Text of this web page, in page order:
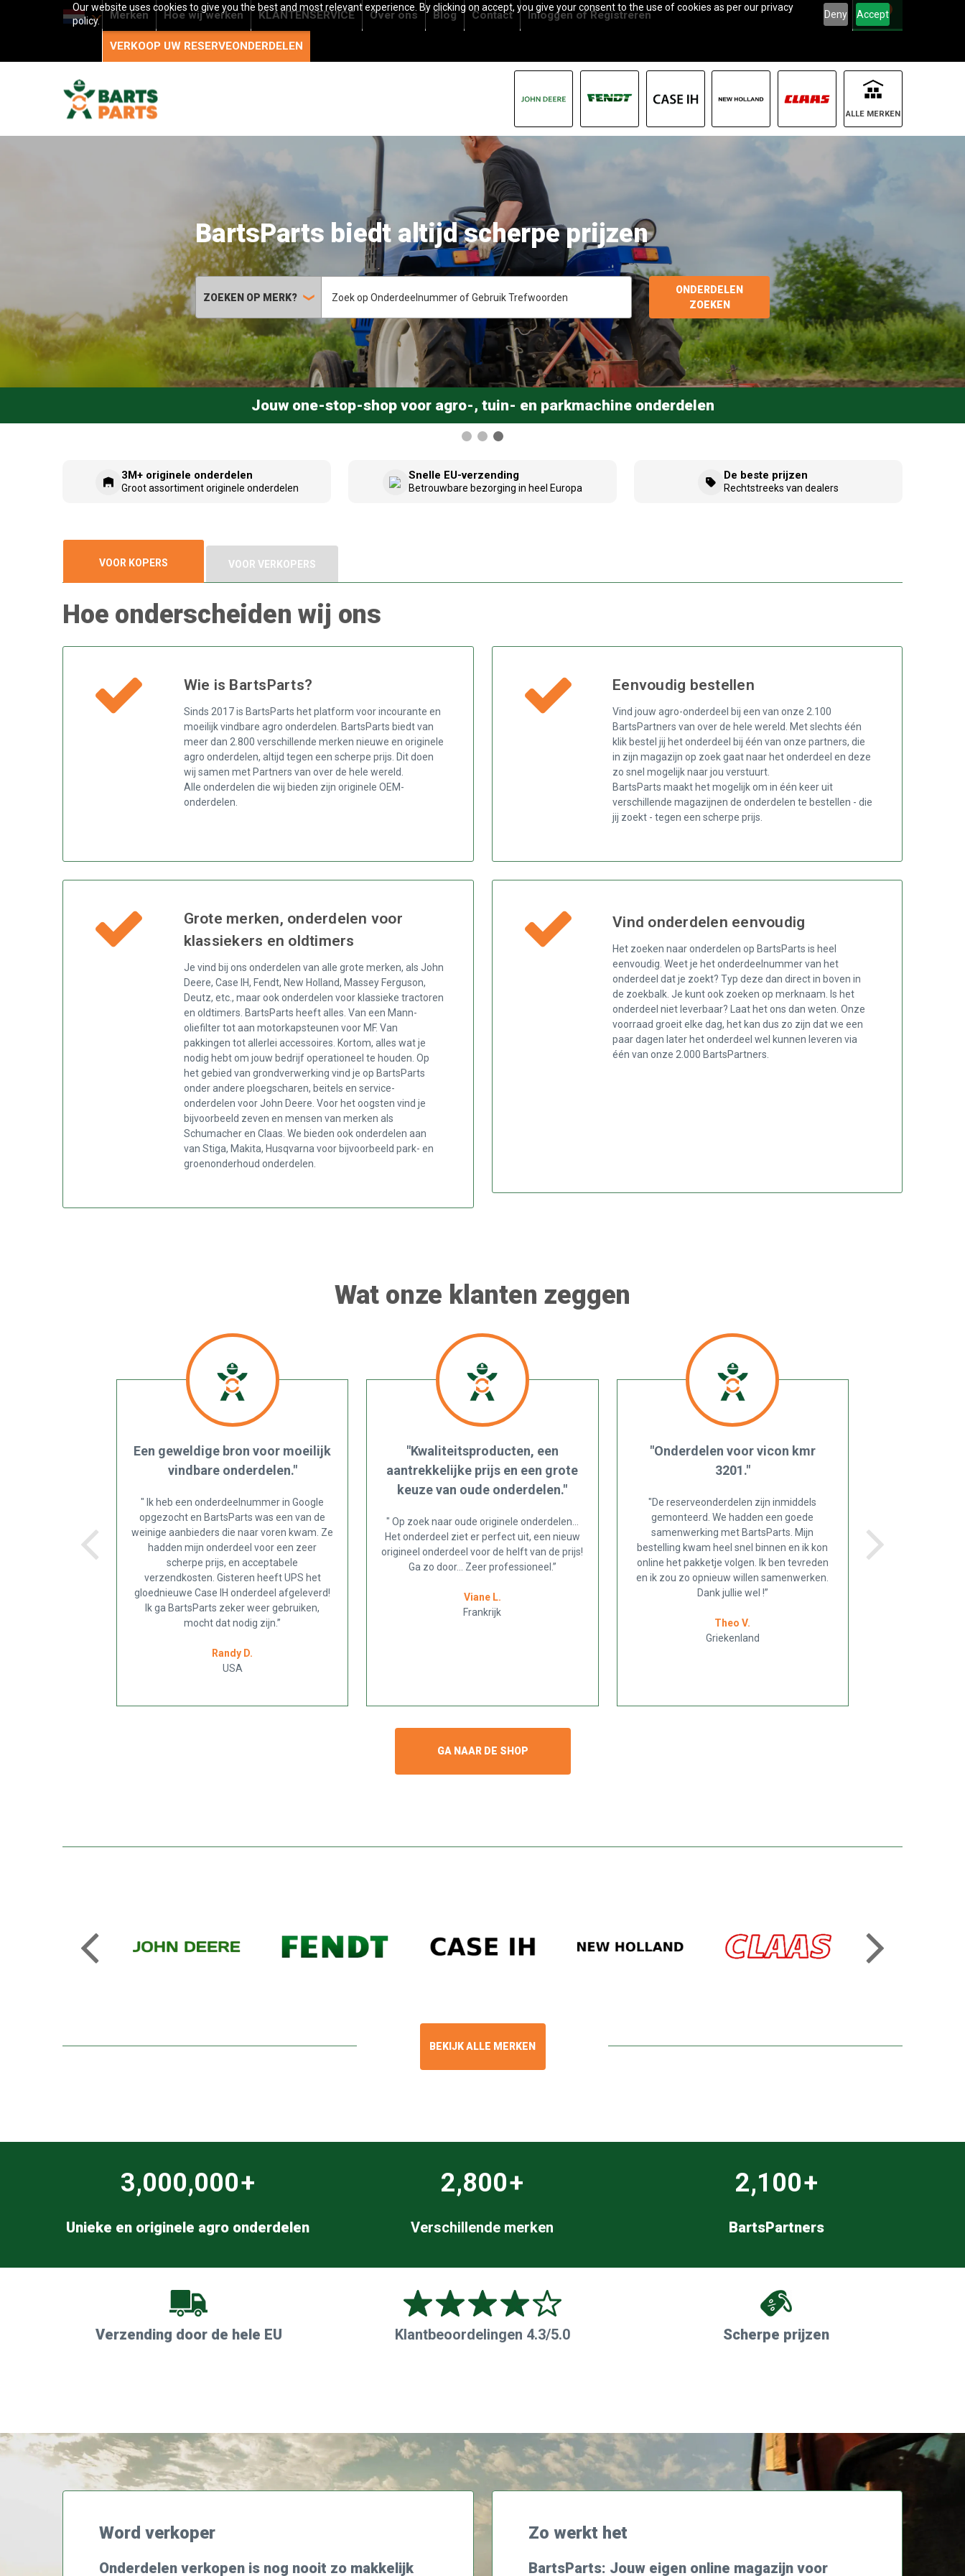
Our website uses cookies to give you the best and most relevant experience. By clicking on accept, you give your consent to the use of cookies as per our privacy
policy.
Deny Accept
Merken Hoe wij werken KLANTENSERVICE Over ons Blog Contact InloggenofRegistreren
VERKOOP UW RESERVEONDERDELEN
0
ALLE MERKEN
Meer dan 3,000,000 unieke en originele agro
onderdelen op voorraad
Jouw one-stop-shop voor agro-, tuin- en parkmachine onderdelen
ZOEKEN OP MERK?
ONDERDELEN
ZOEKEN
3M+ originele onderdelen
Groot assortiment originele onderdelen
Snelle EU-verzending
Betrouwbare bezorging in heel Europa
De beste prijzen
Rechtstreeks van dealers
VOOR KOPERS VOOR VERKOPERS
Hoe onderscheiden wij ons
Wie is BartsParts?
Sinds 2017 is BartsParts het platform voor incourante en
moeilijk vindbare agro onderdelen. BartsParts biedt van
meer dan 2.800 verschillende merken nieuwe en originele
agro onderdelen, altijd tegen een scherpe prijs. Dit doen
wij samen met Partners van over de hele wereld.
Alle onderdelen die wij bieden zijn originele OEM-
onderdelen.
Grote merken, onderdelen voor
klassiekers en oldtimers
Je vind bij ons onderdelen van alle grote merken, als John
Deere, Case IH, Fendt, New Holland, Massey Ferguson,
Deutz, etc., maar ook onderdelen voor klassieke tractoren
en oldtimers. BartsParts heeft alles. Van een Mann-
oliefilter tot aan motorkapsteunen voor MF. Van
pakkingen tot allerlei accessoires. Kortom, alles wat je
nodig hebt om jouw bedrijf operationeel te houden. Op
het gebied van grondverwerking vind je op BartsParts
onder andere ploegscharen, beitels en service-
onderdelen voor John Deere. Voor het oogsten vind je
bijvoorbeeld zeven en mensen van merken als
Schumacher en Claas. We bieden ook onderdelen aan
van Stiga, Makita, Husqvarna voor bijvoorbeeld park- en
groenonderhoud onderdelen.
Eenvoudig bestellen
Vind jouw agro-onderdeel bij een van onze 2.100
BartsPartners van over de hele wereld. Met slechts één
klik bestel jij het onderdeel bij één van onze partners, die
in zijn magazijn op zoek gaat naar het onderdeel en deze
zo snel mogelijk naar jou verstuurt.
BartsParts maakt het mogelijk om in één keer uit
verschillende magazijnen de onderdelen te bestellen - die
jij zoekt - tegen een scherpe prijs.
Vind onderdelen eenvoudig
Het zoeken naar onderdelen op BartsParts is heel
eenvoudig. Weet je het onderdeelnummer van het
onderdeel dat je zoekt? Typ deze dan direct in boven in
de zoekbalk. Je kunt ook zoeken op merknaam. Is het
onderdeel niet leverbaar? Laat het ons dan weten. Onze
voorraad groeit elke dag, het kan dus zo zijn dat we een
paar dagen later het onderdeel wel kunnen leveren via
één van onze 2.000 BartsPartners.
Wat onze klanten zeggen
Een geweldige bron voor moeilijk
vindbare onderdelen."
" Ik heb een onderdeelnummer in Google
opgezocht en BartsParts was een van de
weinige aanbieders die naar voren kwam. Ze
hadden mijn onderdeel voor een zeer
scherpe prijs, en acceptabele
verzendkosten. Gisteren heeft UPS het
gloednieuwe Case IH onderdeel afgeleverd!
Ik ga BartsParts zeker weer gebruiken,
mocht dat nodig zijn.”
Randy D.
USA
"Kwaliteitsproducten, een
aantrekkelijke prijs en een grote
keuze van oude onderdelen."
" Op zoek naar oude originele onderdelen...
Het onderdeel ziet er perfect uit, een nieuw
origineel onderdeel voor de helft van de prijs!
Ga zo door... Zeer professioneel.”
Viane L.
Frankrijk
"Onderdelen voor vicon kmr
3201."
"De reserveonderdelen zijn inmiddels
gemonteerd. We hadden een goede
samenwerking met BartsParts. Mijn
bestelling kwam heel snel binnen en ik kon
online het pakketje volgen. Ik ben tevreden
en ik zou zo opnieuw willen samenwerken.
Dank jullie wel !”
Theo V.
Griekenland
GA NAAR DE SHOP
BEKIJK ALLE MERKEN
77,848+
Unieke en originele agro onderdelen
73+
Verschillende merken
55+
BartsPartners
Verzending door de hele EU Klantbeoordelingen 4.3/5.0 Scherpe prijzen
Word verkoper
Onderdelen verkopen is nog nooit zo makkelijk
Zo werkt het
BartsParts: Jouw eigen online magazijn voor